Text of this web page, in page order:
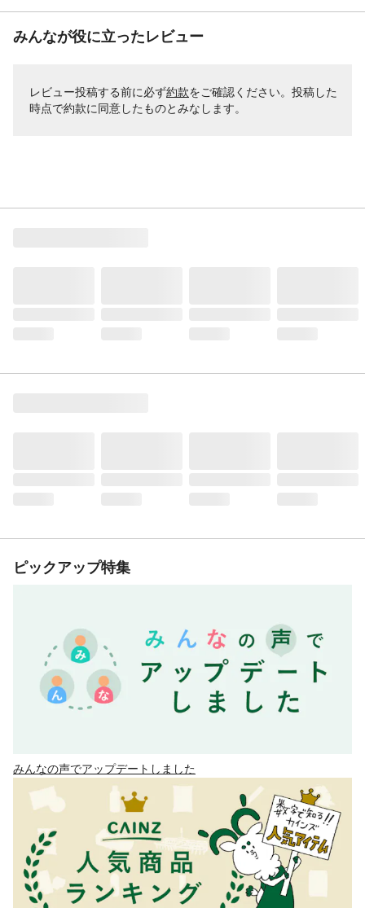
みんなが役に立ったレビュー
レビュー投稿する前に必ず約款をご確認ください。投稿した
時点で約款に同意したものとみなします。
ピックアップ特集
みんなの声でアップデートしました